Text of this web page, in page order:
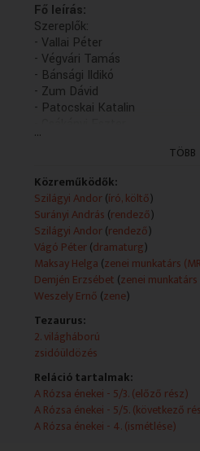
Fő leírás:
Szereplők:
- Vallai Péter
- Végvári Tamás
- Bánsági Ildikó
- Zum Dávid
- Patocskai Katalin
- Miklósy György
- Kardos Zoltán
- Lukácsi József
Műsorszolgáltatói ismertető:
Szilágyi Andor hangjátéka
Szereplők:
Narrátor - Vallai Péter, Halász -
felesége - Bánsági Ildikó, Tomi,
Kalmár úr - Miklósy György,
Közreműködik: Hatfaludi
József
Tangóharmonikán
A felvételt Liszkai Károly és
Zenei szerkesztő: Demjén
Dramaturg: Vágó Péter
...
TÖBB
Közreműködők:
Szilágyi Andor(író, költő)
Surányi András (rendező)
Szilágyi Andor(rendező)
Vágó Péter(dramaturg)
Maksay Helga (zenei munkatárs
Demjén Erzsébet (zenei munkatárs
Weszely Ernő (zene)
Tezaurus:
2. világháború
zsidóüldözés
Reláció tartalmak:
A Rózsa énekei - 5/3. (előző rész)
A Rózsa énekei - 5/5. (következő
A Rózsa énekei - 4. (ismétlése)